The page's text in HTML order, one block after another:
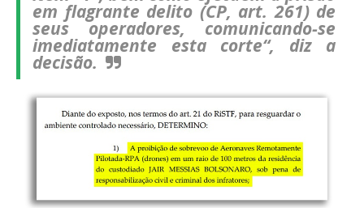
em flagrante delito (CP, art. 261) de
seus operadores, comunicando-se
imediatamente esta corte“, diz a
decisão.